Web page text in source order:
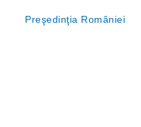
Preşedinţia României